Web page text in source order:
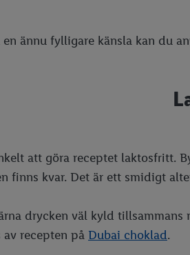
ännu fylligare känsla kan du
att göra receptet laktosfritt.
finns kvar. Det är ett smidigt
drycken väl kyld
av recepten på Dubai choklad.